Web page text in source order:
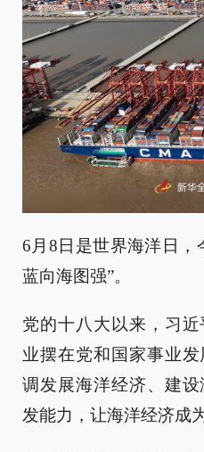
6月8日是世界海洋日，
蓝向海图强”。
党的十八大以来，习
业摆在党和国家事业
调发展海洋经济、建
发能力，让海洋经济成